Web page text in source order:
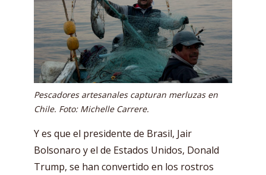
Pescadores artesanales capturan merluzas en
Chile. Foto: Michelle Carrere.
Y es que el presidente de Brasil, Jair
Bolsonaro y el de Estados Unidos, Donald
Trump, se han convertido en los rostros